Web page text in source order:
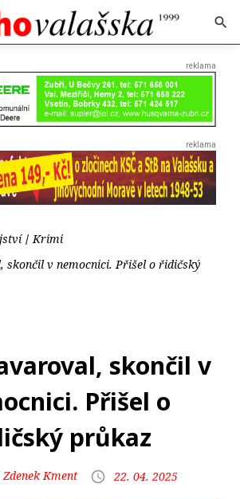
Krimi
skončil v nemocnici. Přišel o řidičský
skončil v
Přišel o
průkaz
Zdenek Kment 22. 04. 2025